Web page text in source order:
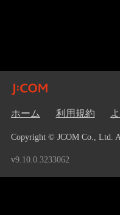
ホーム 利用規約
Copyright © JCOM Co., Ltd.
v9.10.0.3233062